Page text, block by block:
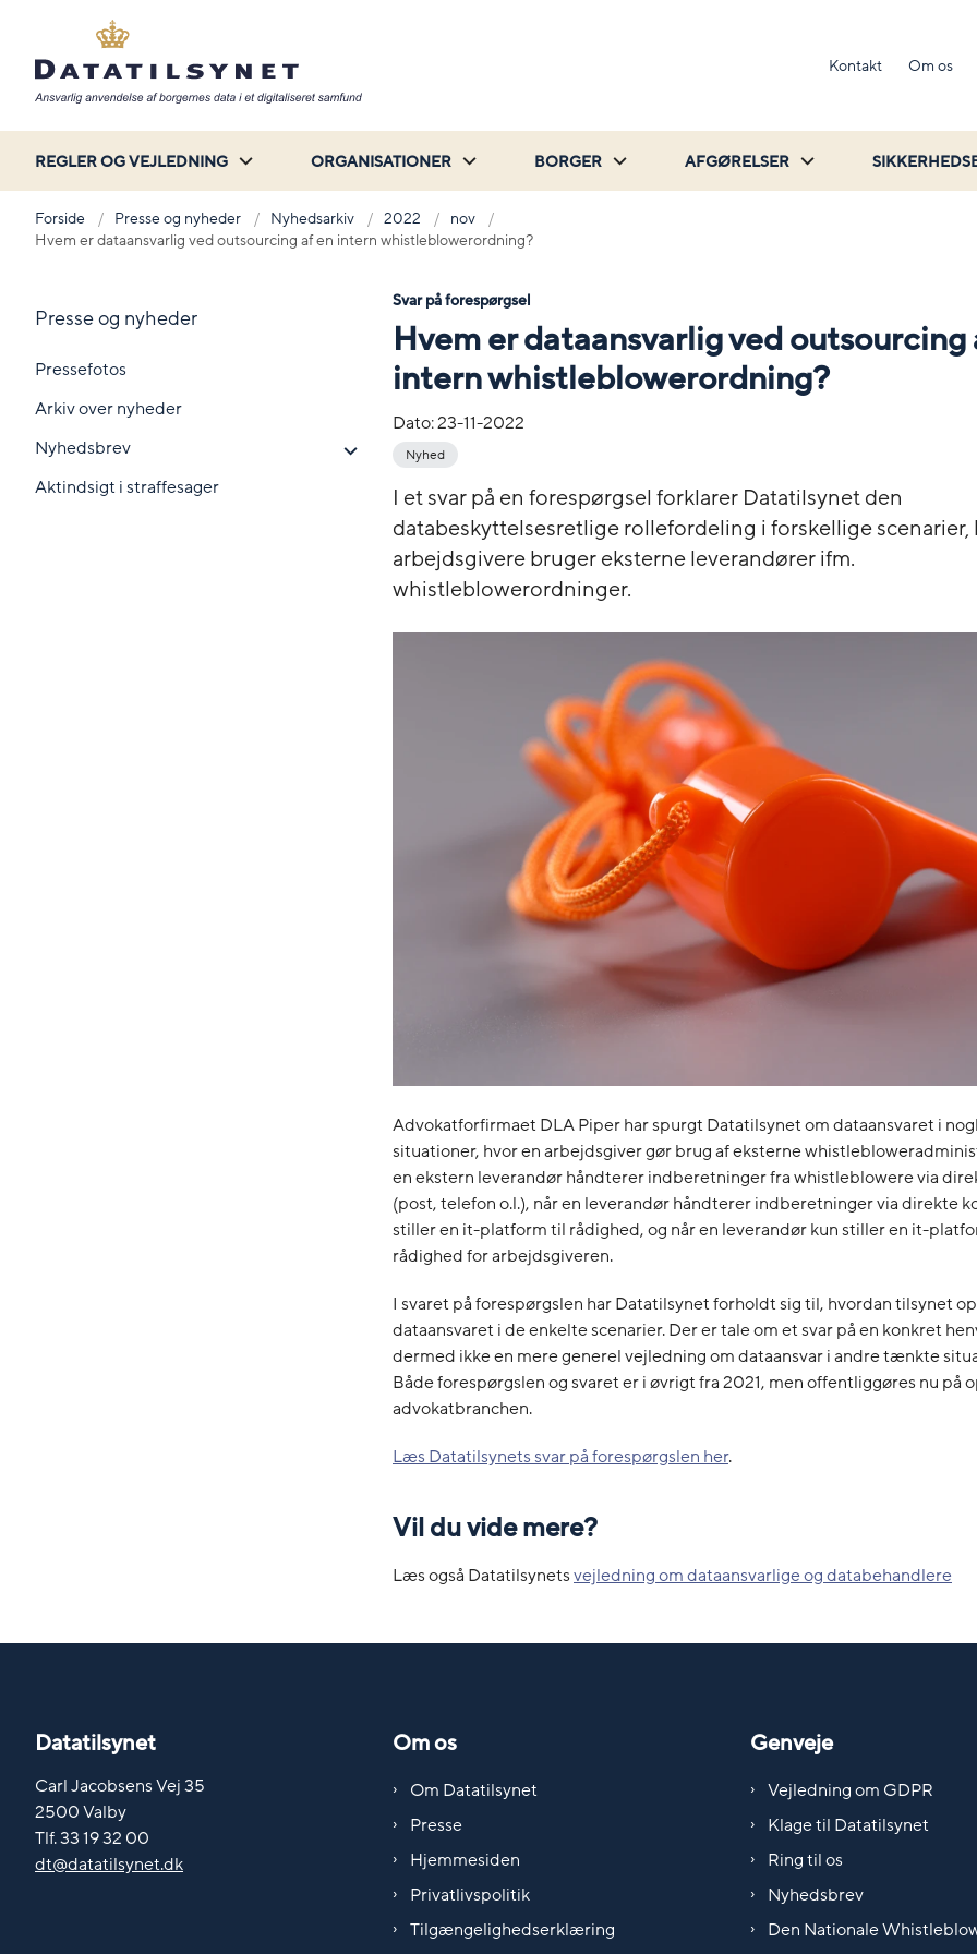
Kontakt Om os
REGLER OG VEJLEDNING ORGANISATIONER BORGER AFGØRELSER
Forside Presse og nyheder Nyhedsarkiv 2022
nov
Hvem er dataansvarlig ved outsourcing af en intern whistleblowerordning?
Presse og nyheder
Pressefotos
Arkiv over nyheder
Nyhedsbrev
Aktindsigt i straffesager
Svar på forespørgsel
Hvem er dataansvarlig ved outsourcing
intern whistleblowerordning?
Dato:23-11-2022
Nyhed
I et svar på en forespørgsel forklarer Datatilsynet den
databeskyttelsesretlige rollefordeling i forskellige scenarier,
arbejdsgivere bruger eksterne leverandører ifm.
whistleblowerordninger.
Advokatforfirmaet DLA Piper har spurgt Datatilsynet om dataansvaret i
situationer, hvor en arbejdsgiver gør brug af eksterne
en ekstern leverandør håndterer indberetninger fra whistleblowere via
(post, telefon o.l.), når en leverandør håndterer indberetninger via direkte
stiller en it-platform til rådighed, og når en leverandør kun stiller en it-
rådighed for arbejdsgiveren.
I svaret på forespørgslen har Datatilsynet forholdt sig til, hvordan tilsynet
dataansvaret i de enkelte scenarier. Der er tale om et svar på en konkret
dermed ikke en mere generel vejledning om dataansvar i andre tænkte
Både forespørgslen og svaret er i øvrigt fra 2021, men offentliggøres nu på
advokatbranchen.
Læs Datatilsynets svar på forespørgslen her.
Vil du vide mere?
Læs også Datatilsynetsvejledning om dataansvarlige og databehandlere
Datatilsynet
Carl Jacobsens Vej 35
2500 Valby
Tlf. 33 19 32 00
dt@datatilsynet.dk
Om os
Om Datatilsynet
Presse
Hjemmesiden
Privatlivspolitik
Tilgængelighedserklæring
Genveje
Vejledning om GDPR
Klage til Datatilsynet
Ring til os
Nyhedsbrev
Den Nationale